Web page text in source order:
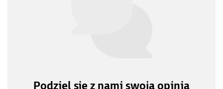
Podziel się z nami swoją opinią